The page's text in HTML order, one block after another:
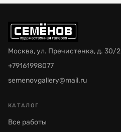
Москва, ул. Пречистенка, д. 30/2
+79161998077
semenovgallery@mail.ru
КАТАЛОГ
Все работы